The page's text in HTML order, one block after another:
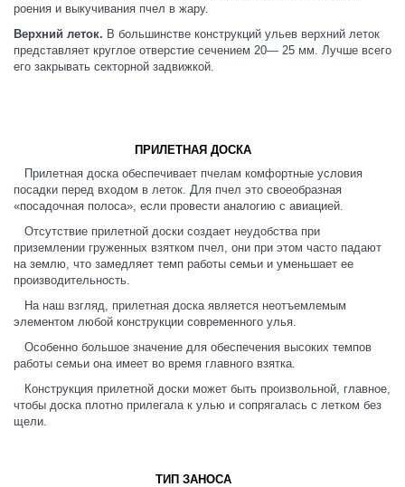
роения и выкучивания пчел в жару.
Верхний леток. В большинстве конструкций ульев верхний леток
представляет круглое отверстие сечением 20— 25 мм. Лучше всего
его закрывать секторной задвижкой.
ПРИЛЕТНАЯ ДОСКА
Прилетная доска обеспечивает пчелам комфортные условия
посадки перед входом в леток. Для пчел это своеобразная
«посадочная полоса», если провести аналогию с авиацией.
Отсутствие прилетной доски создает неудобства при
приземлении груженных взятком пчел, они при этом часто падают
на землю, что замедляет темп работы семьи и уменьшает ее
производительность.
На наш взгляд, прилетная доска является неотъемлемым
элементом любой конструкции современного улья.
Особенно большое значение для обеспечения высоких темпов
работы семьи она имеет во время главного взятка.
Конструкция прилетной доски может быть произвольной, главное,
чтобы доска плотно прилегала к улью и сопрягалась с летком без
щели.
ТИП ЗАНОСА